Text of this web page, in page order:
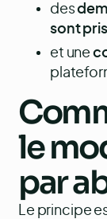
des
sont
et une
le
par
Le principe